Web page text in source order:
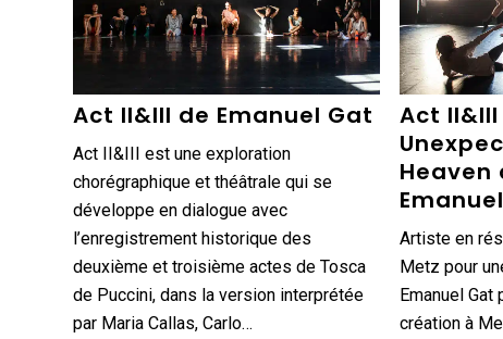
Act II&III de Emanuel Gat
Act II&III est une exploration
chorégraphique et théâtrale qui se
développe en dialogue avec
l’enregistrement historique des
deuxième et troisième actes de Tosca
de Puccini, dans la version interprétée
par Maria Callas, Carlo…
Act
Heaven
Artiste en
Metz pour
Emanuel
création à